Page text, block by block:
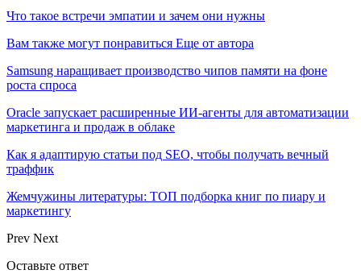
Что такое встречи эмпатии и зачем они нужны
Вам также могут понравиться Еще от автора
Samsung наращивает производство чипов памяти на фоне
роста спроса
Oracle запускает расширенные ИИ‑агенты для автоматизации
маркетинга и продаж в облаке
Как я адаптирую статьи под SEO, чтобы получать вечный
траффик
Жемчужины литературы: ТОП подборка книг по пиару и
маркетингу
Prev Next
Оставьте ответ